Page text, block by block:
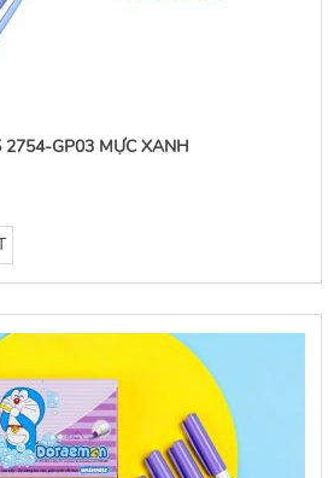
2754-GP03 MỰC XANH